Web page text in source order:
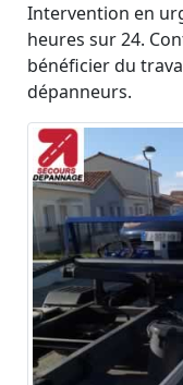
Intervention en
heures sur 24.
bénéficier du
dépanneurs.